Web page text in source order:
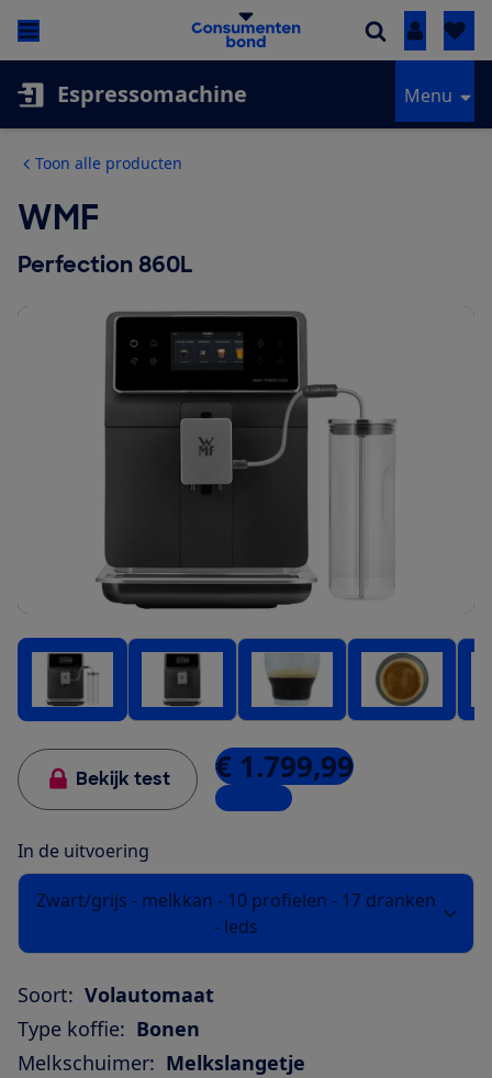
Inloggen
Espressomachine Menu
Toon alle producten
WMF
Perfection 860L
Bekijk test € 1.799,99
2 winkels
In de uitvoering
Zwart/grijs - melkkan - 10 profielen - 17 dranken
- leds
Soort: Volautomaat
Type koffie: Bonen
Melkschuimer: Melkslangetje